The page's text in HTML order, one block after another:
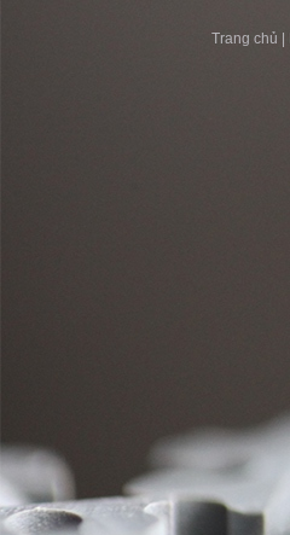
Trang chủ